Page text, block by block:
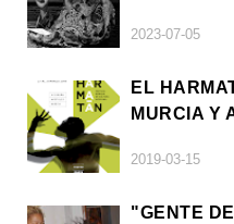
2023-07-05
EL
MURCIA Y
2019-03-15
"GENTE